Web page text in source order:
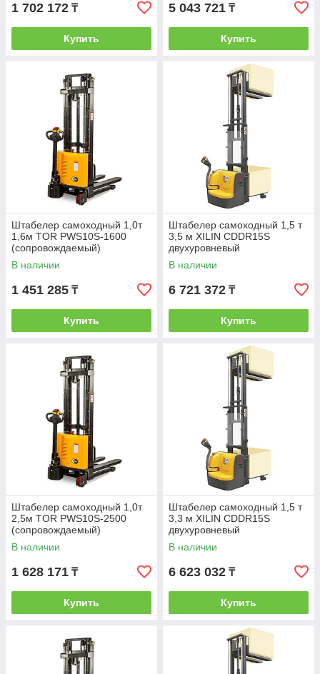
1 702 172 ₸
Купить
5 043 721 ₸
Купить
Штабелер самоходный 1,0т
1,6м TOR PWS10S-1600
(сопровождаемый)
В наличии
1 451 285 ₸
Купить
Штабелер самоходный 1,5 т
3,5 м XILIN CDDR15S
двухуровневый
(сопровождаемый)
В наличии
6 721 372 ₸
Купить
Штабелер самоходный 1,0т
2,5м TOR PWS10S-2500
(сопровождаемый)
В наличии
1 628 171 ₸
Купить
Штабелер самоходный 1,5 т
3,3 м XILIN CDDR15S
двухуровневый
(сопровождаемый)
В наличии
6 623 032 ₸
Купить